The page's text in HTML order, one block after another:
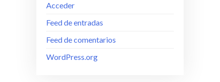
Acceder
Feed de entradas
Feed de comentarios
WordPress.org